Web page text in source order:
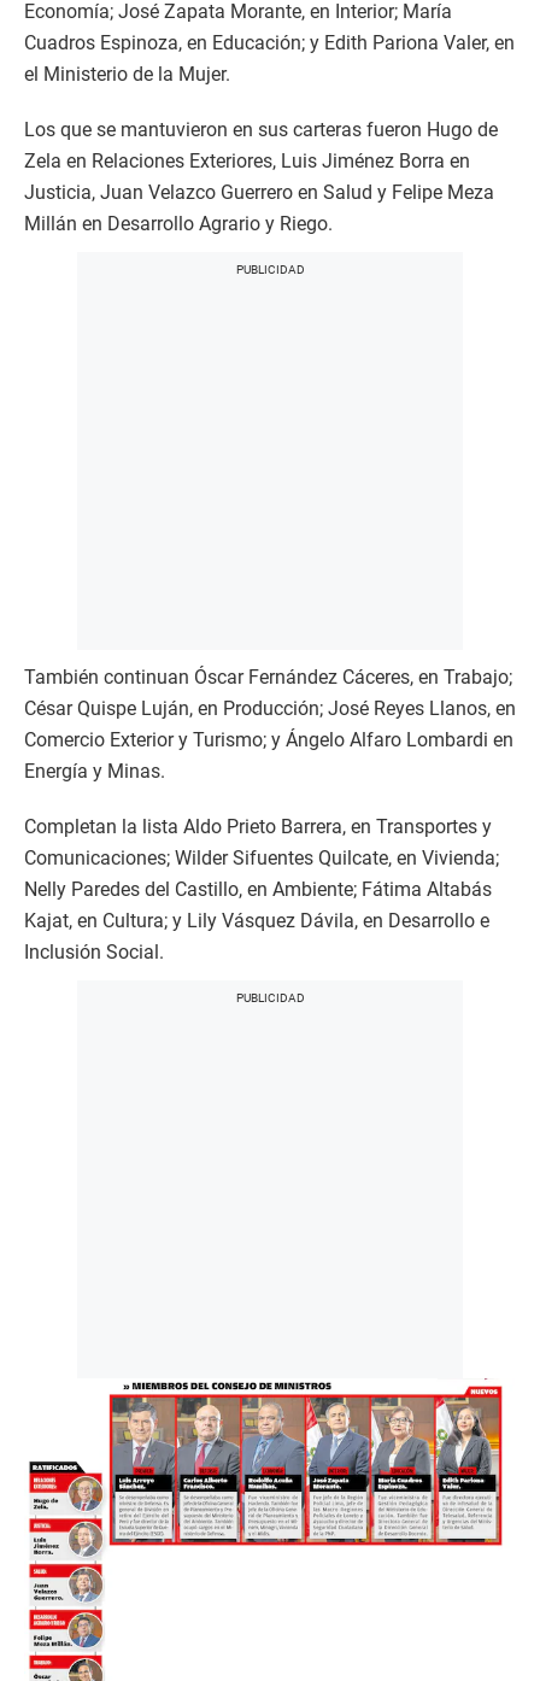
Economía; José Zapata Morante, en Interior; María
Cuadros Espinoza, en Educación; y Edith Pariona Valer, en
el Ministerio de la Mujer.
Los que se mantuvieron en sus carteras fueron Hugo de
Zela en Relaciones Exteriores, Luis Jiménez Borra en
Justicia, Juan Velazco Guerrero en Salud y Felipe Meza
Millán en Desarrollo Agrario y Riego.
También continuan Óscar Fernández Cáceres, en Trabajo;
César Quispe Luján, en Producción; José Reyes Llanos, en
Comercio Exterior y Turismo; y Ángelo Alfaro Lombardi en
Energía y Minas.
Completan la lista Aldo Prieto Barrera, en Transportes y
Comunicaciones; Wilder Sifuentes Quilcate, en Vivienda;
Nelly Paredes del Castillo, en Ambiente; Fátima Altabás
Kajat, en Cultura; y Lily Vásquez Dávila, en Desarrollo e
Inclusión Social.